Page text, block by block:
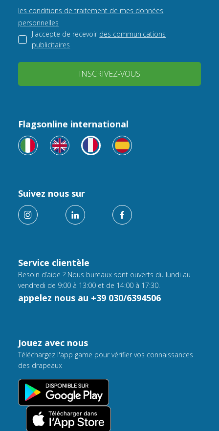
les conditions de traitement de mes données
personnelles
J'accepte de recevoir des communications
publicitaires
INSCRIVEZ-VOUS
Service clientèle
Besoin d’aide ? Nous bureaux sont ouverts du lundi au
vendredi de 9:00 à 13:00 et de 14:00 à 17:30.
appelez nous au +39 030/6394506
Flagsonline international
Suivez nous sur
Jouez avec nous
Téléchargez l'app game pour vérifier vos connaissances
des drapeaux